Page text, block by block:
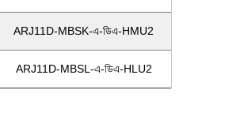
ARJ11D-MBSK-এ-ডিএ-HMU2
ARJ11D-MBSL-এ-ডিএ-HLU2